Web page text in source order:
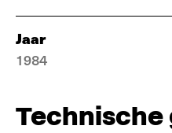
Jaar
1984
Technische